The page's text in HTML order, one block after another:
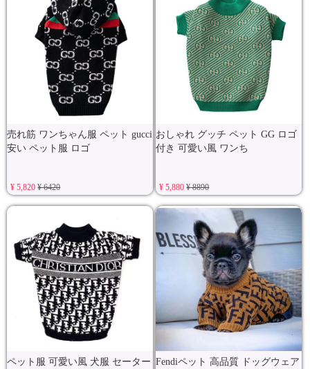
売れ筋 ワンちゃん服 ペット gucci
安い ペット服 ロゴ
¥ 5,820¥ 6420
おしゃれ グッチ ペット GG ロゴ
付き 可愛い風 ワンち
¥ 5,880¥ 8890
ペット服 可愛い風 犬服 セーター Fendiペット 高品質 ドッグウェア